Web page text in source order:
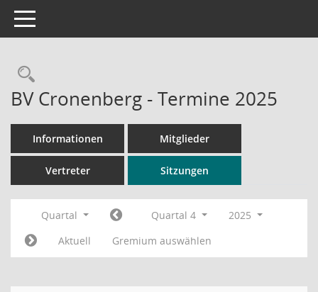
Toggle navigation
Rechercheauswahl
BV Cronenberg - Termine 2025
Informationen Mitglieder
Vertreter Sitzungen
Quartal Quartal 4
2025
Aktuell
Gremium auswählen